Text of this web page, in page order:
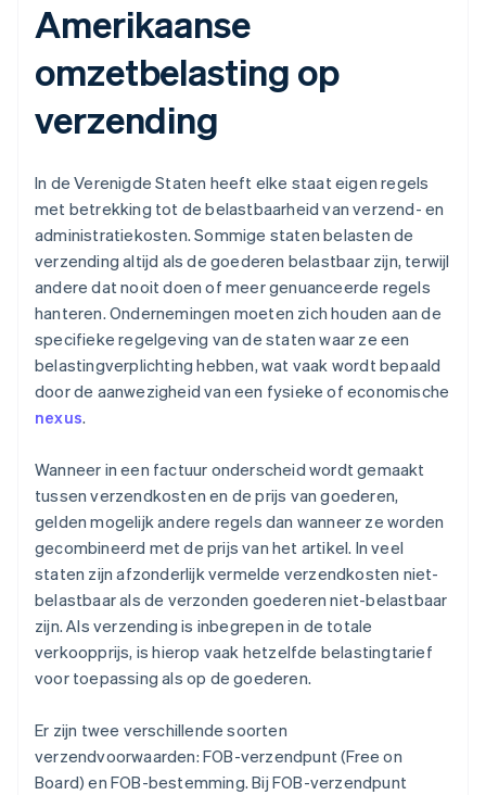
Amerikaanse
omzetbelasting op
verzending
In de Verenigde Staten heeft elke staat eigen regels
met betrekking tot de belastbaarheid van verzend- en
administratiekosten. Sommige staten belasten de
verzending altijd als de goederen belastbaar zijn, terwijl
andere dat nooit doen of meer genuanceerde regels
hanteren. Ondernemingen moeten zich houden aan de
specifieke regelgeving van de staten waar ze een
belastingverplichting hebben, wat vaak wordt bepaald
door de aanwezigheid van een fysieke of economische
nexus.
Wanneer in een factuur onderscheid wordt gemaakt
tussen verzendkosten en de prijs van goederen,
gelden mogelijk andere regels dan wanneer ze worden
gecombineerd met de prijs van het artikel. In veel
staten zijn afzonderlijk vermelde verzendkosten niet-
belastbaar als de verzonden goederen niet-belastbaar
zijn. Als verzending is inbegrepen in de totale
verkoopprijs, is hierop vaak hetzelfde belastingtarief
voor toepassing als op de goederen.
Er zijn twee verschillende soorten
verzendvoorwaarden: FOB-verzendpunt (Free on
Board) en FOB-bestemming. Bij FOB-verzendpunt